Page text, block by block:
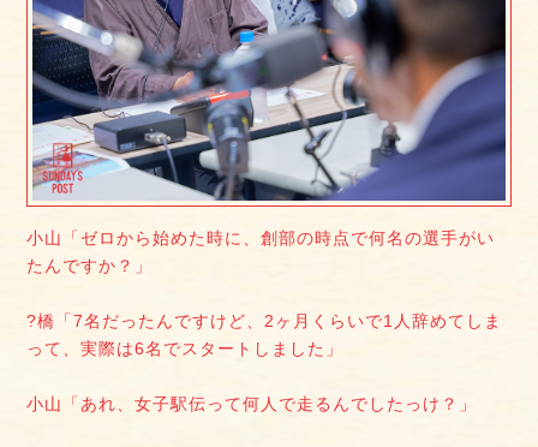
小山「ゼロから始めた時に、創部の時点で何名の選手がい
たんですか？」
?橋「7名だったんですけど、2ヶ月くらいで1人辞めてしま
って、実際は6名でスタートしました」
小山「あれ、女子駅伝って何人で走るんでしたっけ？」